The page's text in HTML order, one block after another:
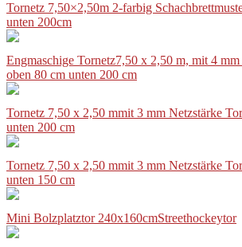
Tornetz 7,50×2,50m 2-farbig
unten 200cm
Engmaschige Tornetz7,50 x 2,50 m, mit 4
oben 80 cm unten 200 cm
Tornetz 7,50 x 2,50 mmit 3 mm Netzstärke
unten 200 cm
Tornetz 7,50 x 2,50 mmit 3 mm Netzstärke
unten 150 cm
Mini Bolzplatztor 240x160cmStreethockeytor